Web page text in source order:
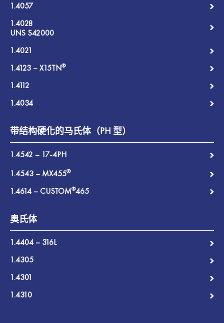
1.4057
1.4028
UNS S42000
1.4021
1.4123 – X15TN®
1.4112
1.4034
带结构硬化的马氏体（PH 型）
1.4542 – 17-4PH
1.4543 – MX455®
1.4614 – CUSTOM®465
奥氏体
1.4404 – 316L
1.4305
1.4301
1.4310